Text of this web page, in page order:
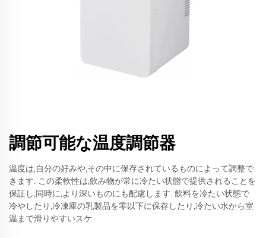
調節可能な温度調節器
温度は,自分の好みや,その中に保存されているものによって調整で
きます. この柔軟性は,飲み物が常に冷たい状態で提供されることを
保証し,同時に,より深いものにも配慮します. 飲料を冷たい状態で
冷やしたり,冷凍庫の乳製品を零以下に保存したり,冷たい水から室
温まで滑りやすいスケ